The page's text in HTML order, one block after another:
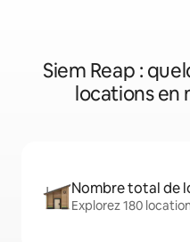
Siem Reap :
locations en
Nombre total de
Explorez 180